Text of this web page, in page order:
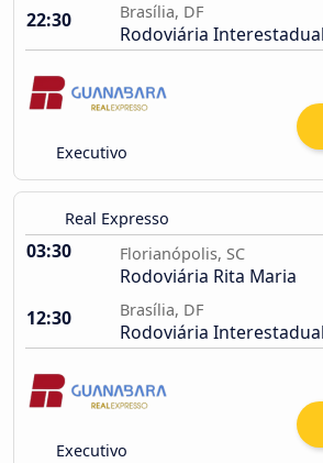
22:30
Brasília, DF
Rodoviária Interestadual
Executivo
Real Expresso
03:30 Florianópolis, SC
Rodoviária Rita Maria
12:30
Brasília, DF
Rodoviária Interestadual
Executivo